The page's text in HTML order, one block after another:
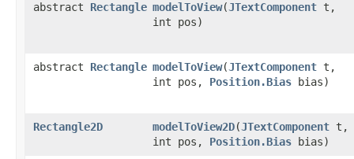
abstract Rectangle modelToView​(JTextComponent t,
int pos)
abstract Rectangle modelToView​(JTextComponent t,
int pos, Position.Bias bias)
Rectangle2D modelToView2D​(JTextComponent t,
int pos, Position.Bias bias)